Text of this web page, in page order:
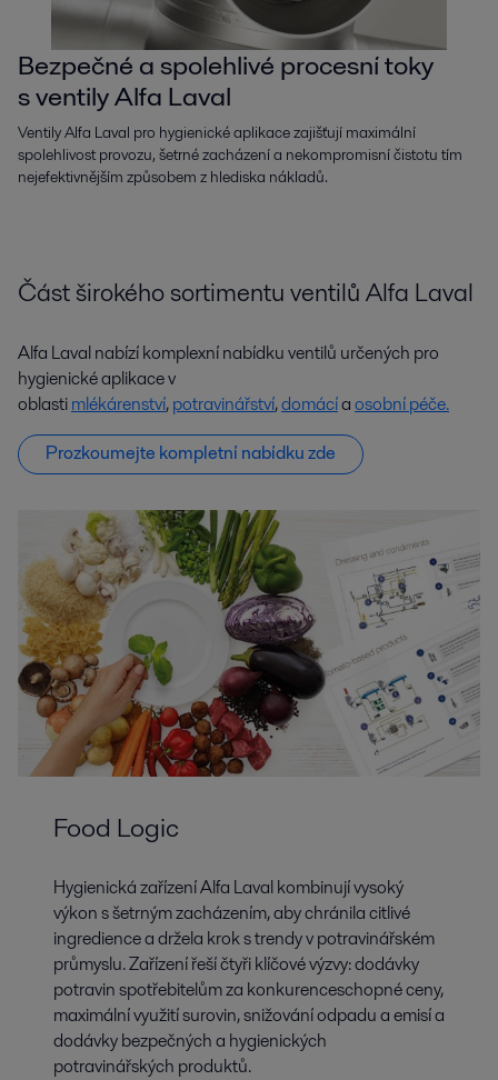
Bezpečné a spolehlivé procesní toky
s ventily Alfa Laval
Ventily Alfa Laval pro hygienické aplikace zajišťují maximální
spolehlivost provozu, šetrné zacházení a nekompromisní čistotu tím
nejefektivnějším způsobem z hlediska nákladů.
Část širokého sortimentu ventilů Alfa Laval
Alfa Laval nabízí komplexní nabídku ventilů určených pro
hygienické aplikace v
oblastimlékárenství,potravinářství,domácíaosobní péče.
Prozkoumejte kompletní nabídku zde
Food Logic
Hygienická zařízení Alfa Laval kombinují vysoký
výkon s šetrným zacházením, aby chránila citlivé
ingredience a držela krok s trendy v potravinářském
průmyslu. Zařízení řeší čtyři klíčové výzvy: dodávky
potravin spotřebitelům za konkurenceschopné ceny,
maximální využití surovin, snižování odpadu a emisí a
dodávky bezpečných a hygienických
potravinářských produktů.